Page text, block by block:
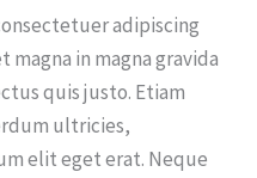
adipiscing
magna in magna gravida
quis justo. Etiam
ultricies,
elit eget erat. Neque